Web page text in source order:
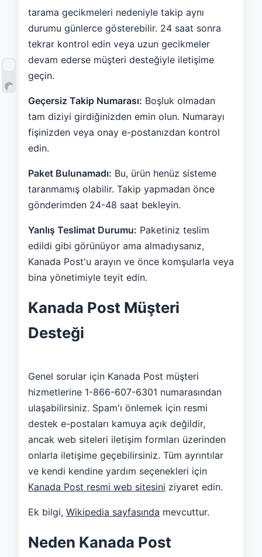
tarama gecikmeleri nedeniyle takip aynı
durumu günlerce gösterebilir. 24 saat sonra
tekrar kontrol edin veya uzun gecikmeler
devam ederse müşteri desteğiyle iletişime
geçin.
Geçersiz Takip Numarası: Boşluk olmadan
tam diziyi girdiğinizden emin olun. Numarayı
fişinizden veya onay e-postanızdan kontrol
edin.
Paket Bulunamadı: Bu, ürün henüz sisteme
taranmamış olabilir. Takip yapmadan önce
gönderimden 24-48 saat bekleyin.
Yanlış Teslimat Durumu: Paketiniz teslim
edildi gibi görünüyor ama almadıysanız,
Kanada Post'u arayın ve önce komşularla veya
bina yönetimiyle teyit edin.
Kanada Post Müşteri
Desteği
Genel sorular için Kanada Post müşteri
hizmetlerine 1-866-607-6301 numarasından
ulaşabilirsiniz. Spam'ı önlemek için resmi
destek e-postaları kamuya açık değildir,
ancak web siteleri iletişim formları üzerinden
onlarla iletişime geçebilirsiniz. Tüm ayrıntılar
ve kendi kendine yardım seçenekleri için
Kanada Post resmi web sitesini ziyaret edin.
Ek bilgi, Wikipedia sayfasında mevcuttur.
Neden Kanada Post